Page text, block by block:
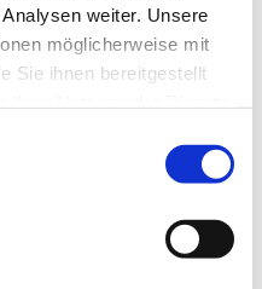
weiter. Unsere
möglicherweise mit
Sie ihnen bereitgestellt